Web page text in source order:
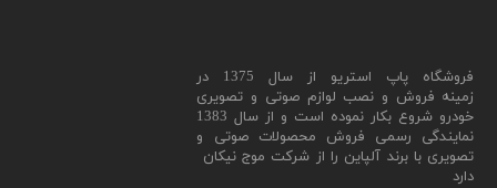
​فروشگاه پاپ استریو از سال 1375 در
زمینه فروش و نصب لوازم صوتی و تصویری
خودرو شروع بکار نموده است و از سال 1383
نمایندگی رسمی فروش محصولات صوتی و
تصویری با برند آلپاین را از شرکت موج نیکان
دارد